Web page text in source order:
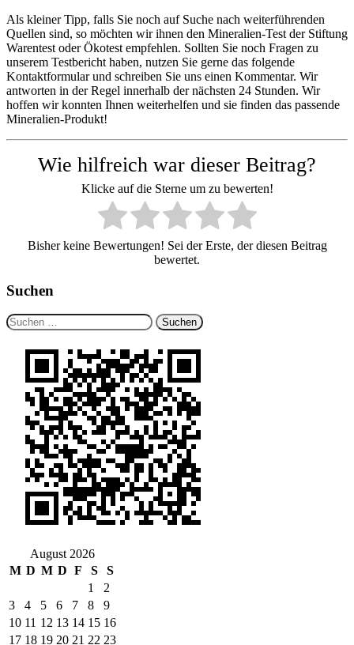
Als kleiner Tipp, falls Sie noch auf Suche nach weiterführenden
Quellen sind, so möchten wir ihnen den Mineralien-Test der Stiftung
Warentest oder Ökotest empfehlen. Sollten Sie noch Fragen zu
unserem Testbericht haben, nutzen Sie gerne das folgende
Kontaktformular und schreiben Sie uns einen Kommentar. Wir
antworten in der Regel innerhalb der nächsten 24 Stunden. Wir
hoffen wir konnten Ihnen weiterhelfen und sie finden das passende
Mineralien-Produkt!
Wie hilfreich war dieser Beitrag?
Klicke auf die Sterne um zu bewerten!
Bisher keine Bewertungen! Sei der Erste, der diesen Beitrag
bewertet.
Suchen
Suchen
nach:
August 2026
M D M D F S
S
1
2
3
4 5 6 7 8
9
10 11 12 13 14 15 16
17 18 19 20 21 22 23